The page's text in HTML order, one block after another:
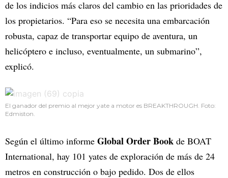
de los indicios más claros del cambio en las prioridades de
los propietarios. “Para eso se necesita una embarcación
robusta, capaz de transportar equipo de aventura, un
helicóptero e incluso, eventualmente, un submarino”,
explicó.
El ganador del premio al mejor yate a motor es BREAKTHROUGH. Foto:
Edmiston.
Según el último informe Global Order Book de BOAT
International, hay 101 yates de exploración de más de 24
metros en construcción o bajo pedido. Dos de ellos